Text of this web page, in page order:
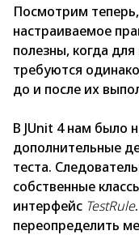
Посмотрим
настраиваемое
полезны, когда
требуются
до и после их
В JUnit 4 нам было
дополнительные
теста.
собственные
интерфейс TestRule
переопределить